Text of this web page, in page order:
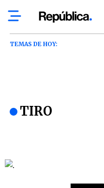
TEMAS DE HOY:
TIRO